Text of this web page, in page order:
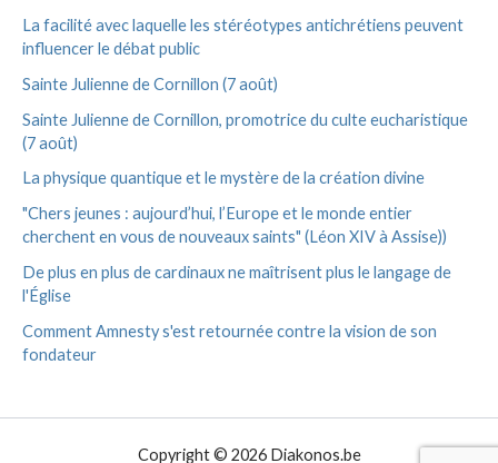
La facilité avec laquelle les stéréotypes antichrétiens peuvent
influencer le débat public
Sainte Julienne de Cornillon (7 août)
Sainte Julienne de Cornillon, promotrice du culte eucharistique
(7 août)
La physique quantique et le mystère de la création divine
"Chers jeunes : aujourd’hui, l’Europe et le monde entier
cherchent en vous de nouveaux saints" (Léon XIV à Assise))
De plus en plus de cardinaux ne maîtrisent plus le langage de
l'Église
Comment Amnesty s'est retournée contre la vision de son
fondateur
Copyright © 2026 Diakonos.be